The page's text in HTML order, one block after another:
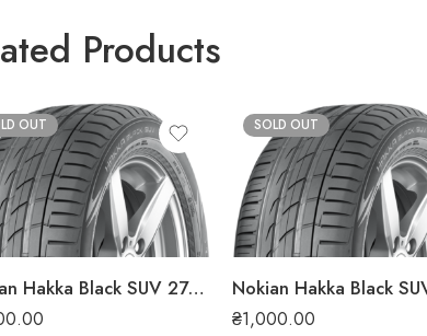
Products
OUT
Nokian Hakka Black SUV 275/40 ZR20 106Y XL літня шина
SOLD OUT
₴1,000.00